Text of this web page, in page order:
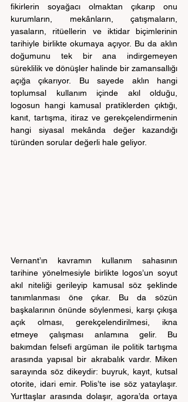
fikirlerin soyağacı olmaktan çıkarıp onu
kurumların, mekânların, çatışmaların,
yasaların, ritüellerin ve iktidar biçimlerinin
tarihiyle birlikte okumaya açıyor. Bu da aklın
doğumunu tek bir ana indirgemeyen
süreklilik ve dönüşler halinde bir zamansallığı
açığa çıkarıyor.
Bu sayede
aklın hangi
toplumsal kullanım içinde akıl olduğu,
logosun hangi kamusal pratiklerden çıktığı,
kanıt, tartışma, itiraz ve gerekçelendirmenin
hangi siyasal mekânda değer kazandığı
türünden sorular değerli hale geliyor.
Vernant’ın kavramın kullanım sahasının
tarihine yönelmesiyle birlikte logos’un soyut
akıl niteliği gerileyip kamusal söz şeklinde
tanımlanması öne çıkar. Bu da sözün
başkalarının önünde söylenmesi, karşı çıkışa
açık olması, gerekçelendirilmesi, ikna
etmeye çalışması anlamına gelir. Bu
bakımdan felsefi argüman ile politik tartışma
arasında yapısal bir akrabalık vardır. Miken
sarayında söz dikeydir: buyruk, kayıt, kutsal
otorite, idari emir. Polis’te ise söz yataylaşır.
Yurttaşlar arasında dolaşır, agora’da ortaya